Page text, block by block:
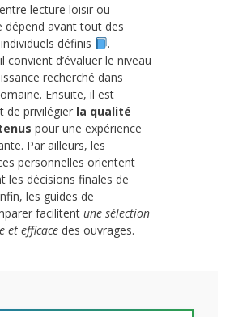
lecture loisir ou
dépend avant tout des
définis
.
convient d’évaluer le niveau
recherché dans
Ensuite, il est
de privilégier la qualité
pour une expérience
Par ailleurs, les
personnelles orientent
les décisions finales de
les guides de
facilitent une sélection
et efficace des ouvrages.